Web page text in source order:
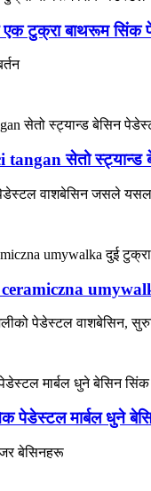
एक टुक्रा बाथरूम सिंक
सेतो स्ट्यान्ड
वाशबेसिन जसले
पेडेस्टल वाशबेसिन,
पेडेस्टल मार्बल धुने
बेसिनहरू